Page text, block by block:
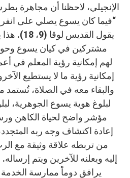
الإنجيلي، لاحظنا أن مجاهرة
“فيما كان يسوع يصلي على
يقول
مشتركين في كيان يسوع
لهم إمكانية رؤية المعلم في
إمكانية رؤية ما لا يستطيع
والبقاء معه في الصلاة،
لبلوغ هوية يسوع الجوهرية،
مؤشر واضح لحياة الكاهن
إعادة اكتشاف وجه ربه
من تربطه علاقة وثيقة مع
إليه ويعلنه للآخرين ويتم
يرافق دوماً ممارسة